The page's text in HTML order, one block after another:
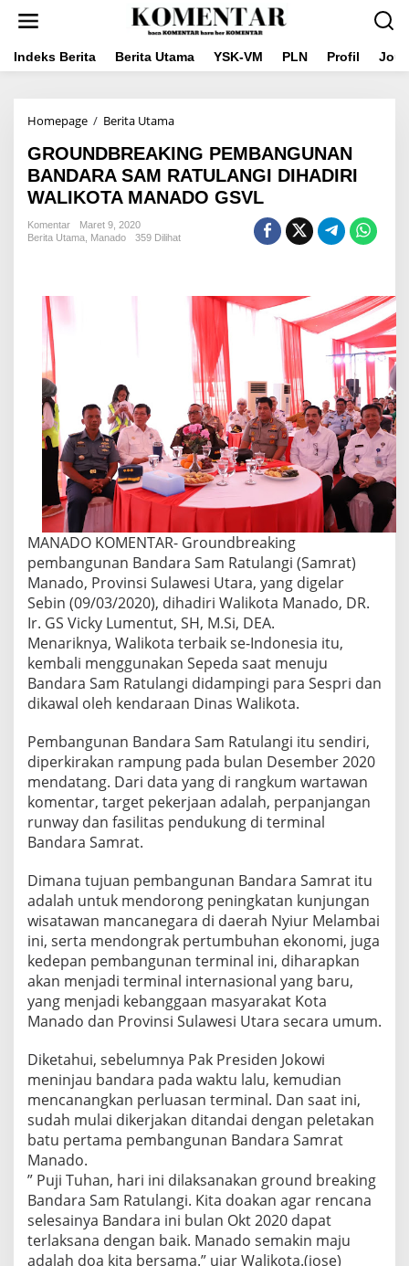
Indeks Berita Berita Utama YSK-VM PLN Profil
Homepage / Berita UtamaGROUNDBREAKING
BANDARA
SAM
RATULANGI
DIHADIRI
MANADO
GROUNDBREAKING PEMBANGUNAN
BANDARA SAM RATULANGI DIHADIRI
WALIKOTA MANADO GSVL
Komentar
Maret 9, 2020
Berita Utama Manado 359 Dilihat
MANADO KOMENTAR- Groundbreaking
pembangunan Bandara Sam Ratulangi (Samrat)
Manado, Provinsi Sulawesi Utara, yang digelar
Sebin (09/03/2020), dihadiri Walikota Manado, DR.
Ir. GS Vicky Lumentut, SH, M.Si, DEA.
Menariknya, Walikota terbaik se-Indonesia itu,
kembali menggunakan Sepeda saat menuju
Bandara Sam Ratulangi didampingi para Sespri dan
dikawal oleh kendaraan Dinas Walikota.
Pembangunan Bandara Sam Ratulangi itu sendiri,
diperkirakan rampung pada bulan Desember 2020
mendatang. Dari data yang di rangkum wartawan
komentar, target pekerjaan adalah, perpanjangan
runway dan fasilitas pendukung di terminal
Bandara Samrat.
Dimana tujuan pembangunan Bandara Samrat itu
adalah untuk mendorong peningkatan kunjungan
wisatawan mancanegara di daerah Nyiur Melambai
ini, serta mendongrak pertumbuhan ekonomi, juga
kedepan pembangunan terminal ini, diharapkan
akan menjadi terminal internasional yang baru,
yang menjadi kebanggaan masyarakat Kota
Manado dan Provinsi Sulawesi Utara secara umum.
Diketahui, sebelumnya Pak Presiden Jokowi
meninjau bandara pada waktu lalu, kemudian
mencanangkan perluasan terminal. Dan saat ini,
sudah mulai dikerjakan ditandai dengan peletakan
batu pertama pembangunan Bandara Samrat
Manado.
” Puji Tuhan, hari ini dilaksanakan ground breaking
Bandara Sam Ratulangi. Kita doakan agar rencana
selesainya Bandara ini bulan Okt 2020 dapat
terlaksana dengan baik. Manado semakin maju
adalah doa kita bersama.” ujar Walikota.(jose)